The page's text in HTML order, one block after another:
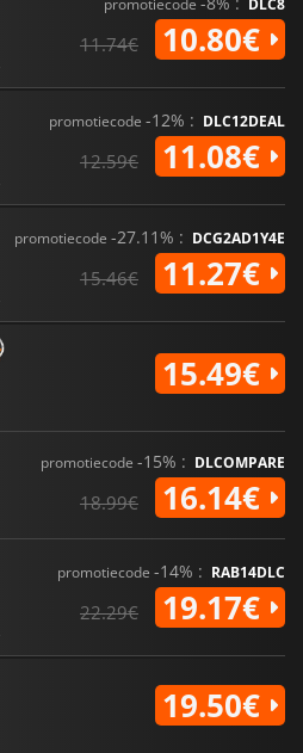
11.74€ 10.80€
promotiecode -12% : DLC12DEAL
12.59€ 11.08€
promotiecode -27.11% : DCG2AD1Y4E
15.46€ 11.27€
15.49€
promotiecode -15% : DLCOMPARE
18.99€ 16.14€
promotiecode -14% : RAB14DLC
22.29€ 19.17€
19.50€